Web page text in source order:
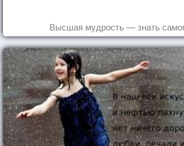
Высшая мудрость — знать